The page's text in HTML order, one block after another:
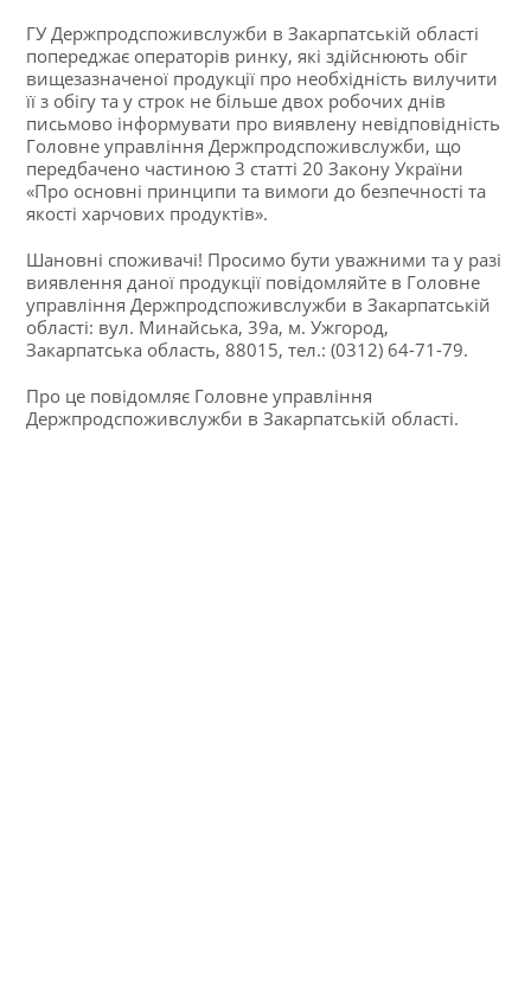
ГУ Держпродспоживслужби в Закарпатській області
попереджає операторів ринку, які здійснюють обіг
вищезазначеної продукції про необхідність вилучити
її з обігу та у строк не більше двох робочих днів
письмово інформувати про виявлену невідповідність
Головне управління Держпродспоживслужби, що
передбачено частиною 3 статті 20 Закону України
«Про основні принципи та вимоги до безпечності та
якості харчових продуктів».
Шановні споживачі! Просимо бути уважними та у разі
виявлення даної продукції повідомляйте в Головне
управління Держпродспоживслужби в Закарпатській
області: вул. Минайська, 39а, м. Ужгород,
Закарпатська область, 88015, тел.: (0312) 64-71-79.
Про це повідомляє Головне управління
Держпродспоживслужби в Закарпатській області.